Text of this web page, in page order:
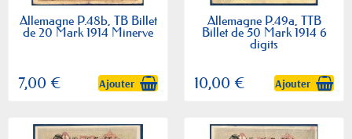
Allemagne P.48b, TB Billet
de 20 Mark 1914 Minerve
7,00 € Ajouter
Allemagne P.49a, TTB
Billet de 50 Mark 1914 6
digits
10,00 € Ajouter